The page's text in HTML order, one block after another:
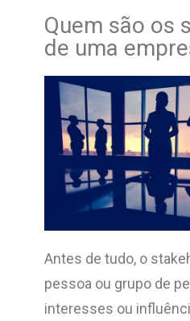
Quem são os
de uma
Antes de tudo, o
pessoa ou grupo de
interesses ou